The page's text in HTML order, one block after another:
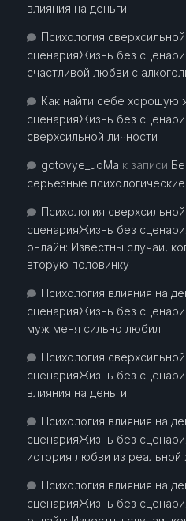
влияния на деньги
Психология
сценарияЖизнь без
счастливой любви с
Как найти себе хорошую
сценарияЖизнь без
сверхсильной личности
gotovye_uoMa к записи
серьезные
Психология
сценарияЖизнь без
онлайн: Известны случаи,
вторую половинку
Психология влияния на
сценарияЖизнь без
муж меня сильно любил
Психология
сценарияЖизнь без
влияния на деньги
Психология влияния на
сценарияЖизнь без
история любви из реальной
Психология влияния на
сценарияЖизнь без